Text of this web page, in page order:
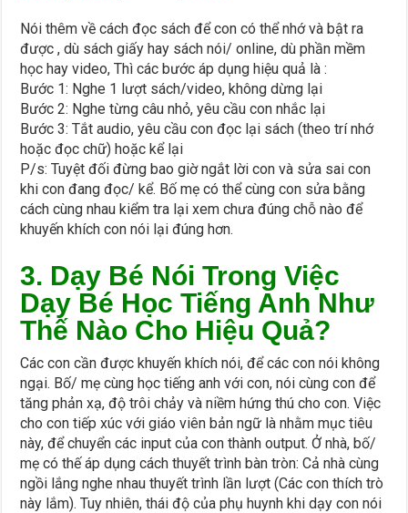
Nói thêm về cách đọc sách để con có thể nhớ và bật ra
được , dù sách giấy hay sách nói/ online, dù phần mềm
học hay video, Thì các bước áp dụng hiệu quả là :
Bước 1: Nghe 1 lượt sách/video, không dừng lại
Bước 2: Nghe từng câu nhỏ, yêu cầu con nhắc lại
Bước 3: Tắt audio, yêu cầu con đọc lại sách (theo trí nhớ
hoặc đọc chữ) hoặc kể lại
P/s: Tuyệt đối đừng bao giờ ngắt lời con và sửa sai con
khi con đang đọc/ kể. Bố mẹ có thể cùng con sửa bằng
cách cùng nhau kiểm tra lại xem chưa đúng chỗ nào để
khuyến khích con nói lại đúng hơn.
3. Dạy Bé Nói Trong Việc
Dạy Bé Học Tiếng Anh Như
Thế Nào Cho Hiệu Quả?
Các con cần được khuyến khích nói, để các con nói không
ngại. Bố/ mẹ cùng học tiếng anh với con, nói cùng con để
tăng phản xạ, độ trôi chảy và niềm hứng thú cho con. Việc
cho con tiếp xúc với giáo viên bản ngữ là nhằm mục tiêu
này, để chuyển các input của con thành output. Ở nhà, bố/
mẹ có thế áp dụng cách thuyết trình bàn tròn: Cả nhà cùng
ngồi lắng nghe nhau thuyết trình lần lượt (Các con thích trò
này lắm). Tuy nhiên, thái độ của phụ huynh khi dạy con nói